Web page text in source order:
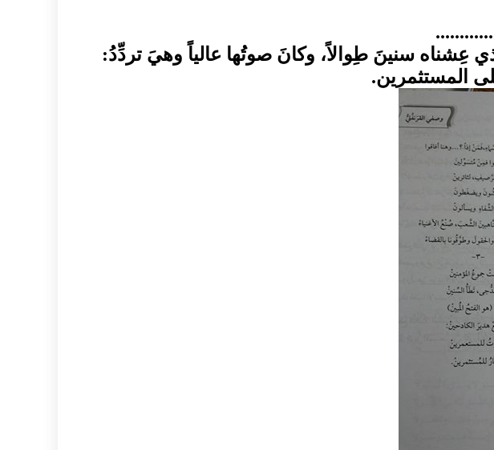
عِشناه سنينَ طِوالاً، وكانَ صوتُها عالياً وهيَ تردِّدُ:
المستثمرين.